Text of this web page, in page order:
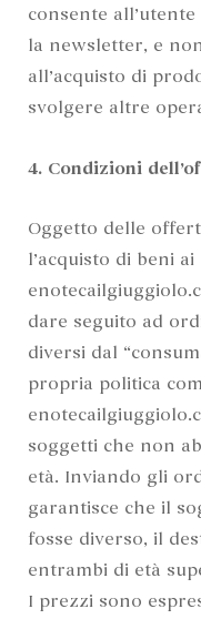
consente
la newsletter, e
all’acquisto di
svolgere altre
4. Condizioni
Oggetto delle
l’acquisto di beni
dare seguito ad
diversi dal
propria politica
soggetti che non
età. Inviando gli
garantisce che il
fosse diverso, il
entrambi di età
I prezzi sono